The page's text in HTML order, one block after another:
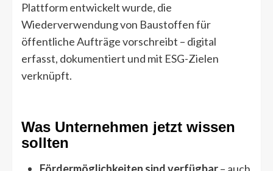
Plattform entwickelt wurde, die
Wiederverwendung von Baustoffen für
öffentliche Aufträge vorschreibt – digital
erfasst, dokumentiert und mit ESG-Zielen
verknüpft.
Was Unternehmen jetzt wissen
sollten